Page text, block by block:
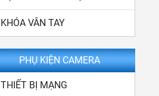
KHÓA VÂN TAY
PHỤ KIỆN CAMERA
THIẾT BỊ MẠNG